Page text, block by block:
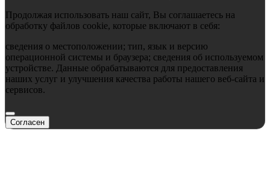
Продолжая использовать наш сайт, Вы соглашаетесь на
обработку файлов cookie, которые включают в себя:
сведения о местоположении; тип, язык и версию
операционной системы и браузера; сведения об используемом
устройстве. Данные обрабатываются для предоставления
наших услуг и улучшения качества работы нашего веб-сайта и
сервисов.
Согласен